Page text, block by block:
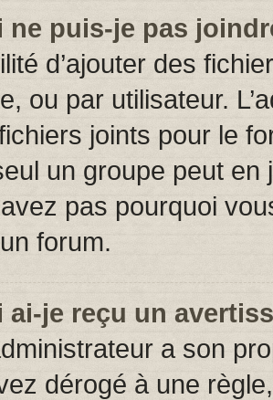
ne puis-je pas
d’ajouter des
ou par utilisateur.
fichiers joints pour le
un groupe peut en
pas pourquoi
forum.
ai-je reçu un
a son
dérogé à une